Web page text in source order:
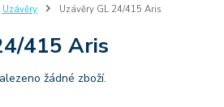
Uzávěry Uzávěry GL 24/415 Aris
415 Aris
žádné zboží.